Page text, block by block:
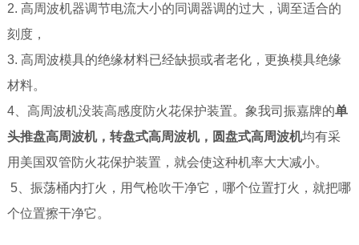
2. 高周波机器调节电流大小的同调器调的过大，调至适合的
刻度，
3. 高周波模具的绝缘材料已经缺损或者老化，更换模具绝缘
材料。
4、高周波机没装高感度防火花保护装置。象我司振嘉牌的单
头推盘高周波机，转盘式高周波机，圆盘式高周波机均有采
用美国双管防火花保护装置，就会使这种机率大大减小。
5、振荡桶内打火，用气枪吹干净它，哪个位置打火，就把哪
个位置擦干净它。